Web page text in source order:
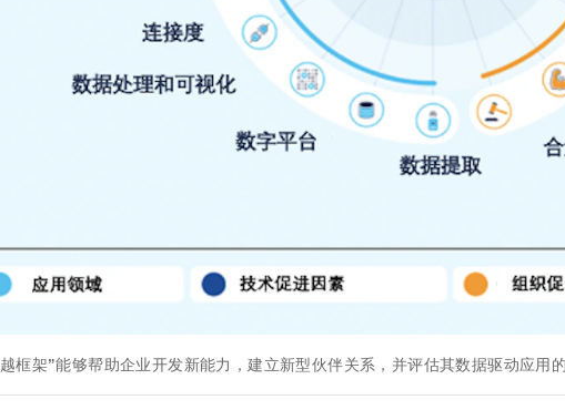
框架”能够帮助企业开发新能力，建立新型伙伴关系，并评估其数据驱动应用的